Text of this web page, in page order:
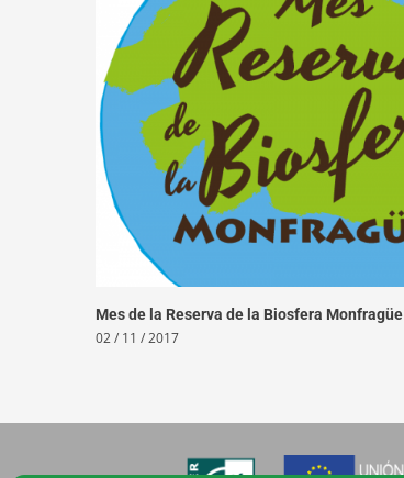
Mes de la Reserva de la Biosfera Monfragüe
02 / 11 / 2017